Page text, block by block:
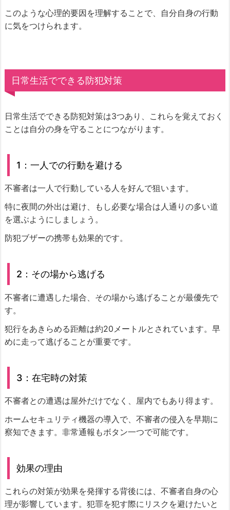
このような心理的要因を理解することで、自分自身の行動
に気をつけられます。
日常生活でできる防犯対策
日常生活でできる防犯対策は3つあり、これらを覚えておく
ことは自分の身を守ることにつながります。
1：一人での行動を避ける
不審者は一人で行動している人を好んで狙います。
特に夜間の外出は避け、もし必要な場合は人通りの多い道
を選ぶようにしましょう。
防犯ブザーの携帯も効果的です。
2：その場から逃げる
不審者に遭遇した場合、その場から逃げることが最優先で
す。
犯行をあきらめる距離は約20メートルとされています。早
めに走って逃げることが重要です。
3：在宅時の対策
不審者との遭遇は屋外だけでなく、屋内でもあり得ます。
ホームセキュリティ機器の導入で、不審者の侵入を早期に
察知できます。非常通報もボタン一つで可能です。
効果の理由
これらの対策が効果を発揮する背後には、不審者自身の心
理が影響しています。犯罪を犯す際にリスクを避けたいと